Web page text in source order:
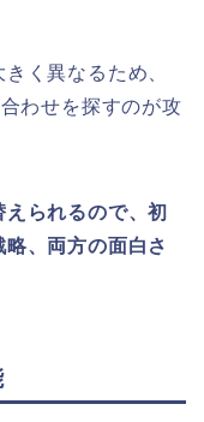
く異なるため、
わせを探すのが攻
られるので、初
、両方の面白さ